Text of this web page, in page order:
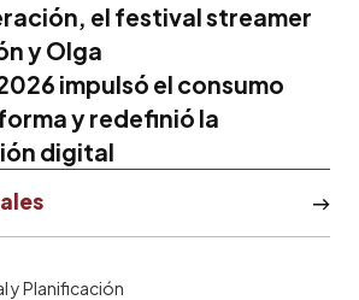
el festival streamer
y Olga
impulsó el consumo
y redefinió la
digital
y Planificación